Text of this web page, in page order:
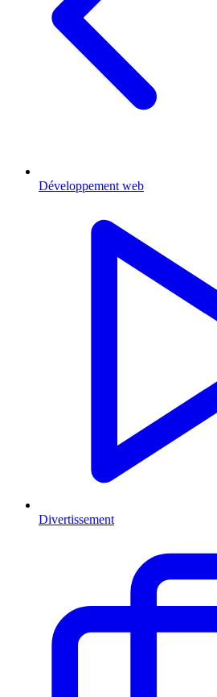
Développement web
Divertissement